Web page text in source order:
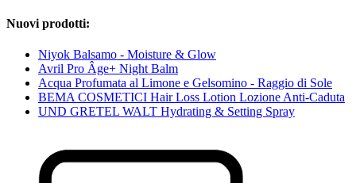
Nuovi prodotti:
Niyok Balsamo - Moisture & Glow
Avril Pro Âge+ Night Balm
Acqua Profumata al Limone e Gelsomino - Raggio di Sole
BEMA COSMETICI Hair Loss Lotion Lozione Anti-Caduta
UND GRETEL WALT Hydrating & Setting Spray